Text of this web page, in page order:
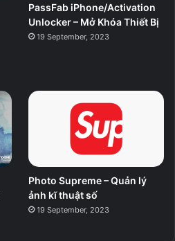
PassFab iPhone/Activation
Unlocker – Mở Khóa Thiết Bị
19 September, 2023
Photo Supreme – Quản lý
ảnh kĩ thuật số
19 September, 2023